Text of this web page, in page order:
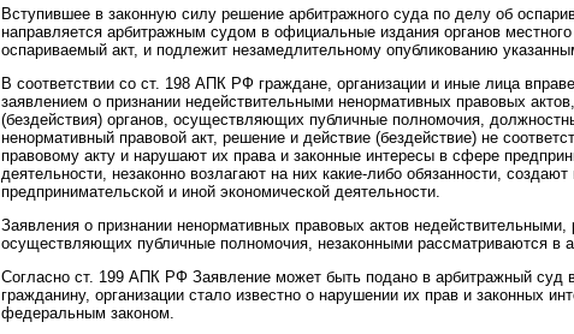
Вступившее в законную силу решение арбитражного суда по делу об
направляется арбитражным судом в официальные издания органов
оспариваемый акт, и подлежит незамедлительному опубликованию
В соответствии со ст. 198 АПК РФ граждане, организации и иные лица
заявлением о признании недействительными ненормативных правовых
(бездействия) органов, осуществляющих публичные полномочия,
ненормативный правовой акт, решение и действие (бездействие) не
правовому акту и нарушают их права и законные интересы в сфере
деятельности, незаконно возлагают на них какие-либо обязанности,
предпринимательской и иной экономической деятельности.
Заявления о признании ненормативных правовых актов недействительными,
осуществляющих публичные полномочия, незаконными рассматриваются в
Согласно ст. 199 АПК РФ Заявление может быть подано в арбитражный суд
гражданину, организации стало известно о нарушении их прав и законных
федеральным законом.